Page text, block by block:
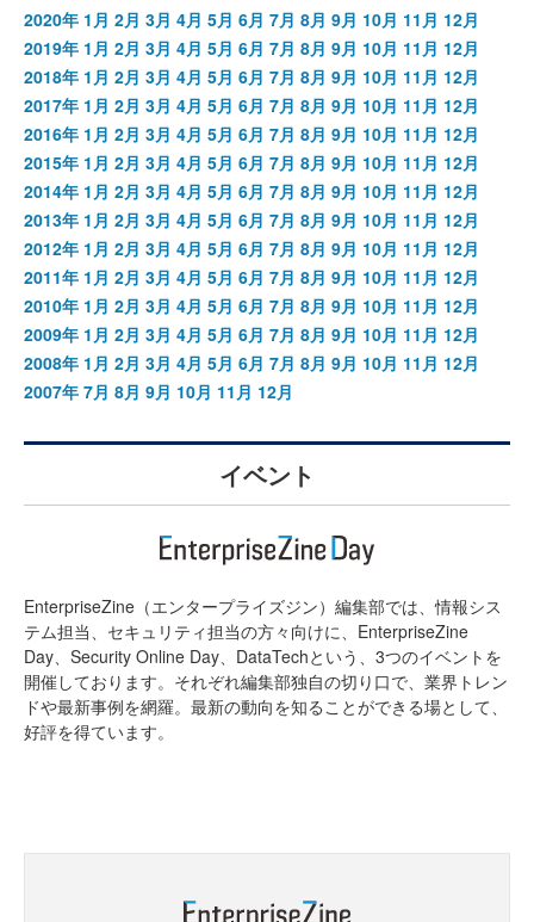
2020年 1月 2月 3月 4月 5月 6月 7月 8月 9月 10月 11月 12月
2019年 1月 2月 3月 4月 5月 6月 7月 8月 9月 10月 11月 12月
2018年 1月 2月 3月 4月 5月 6月 7月 8月 9月 10月 11月 12月
2017年 1月 2月 3月 4月 5月 6月 7月 8月 9月 10月 11月 12月
2016年 1月 2月 3月 4月 5月 6月 7月 8月 9月 10月 11月 12月
2015年 1月 2月 3月 4月 5月 6月 7月 8月 9月 10月 11月 12月
2014年 1月 2月 3月 4月 5月 6月 7月 8月 9月 10月 11月 12月
2013年 1月 2月 3月 4月 5月 6月 7月 8月 9月 10月 11月 12月
2012年 1月 2月 3月 4月 5月 6月 7月 8月 9月 10月 11月 12月
2011年 1月 2月 3月 4月 5月 6月 7月 8月 9月 10月 11月 12月
2010年 1月 2月 3月 4月 5月 6月 7月 8月 9月 10月 11月 12月
2009年 1月 2月 3月 4月 5月 6月 7月 8月 9月 10月 11月 12月
2008年 1月 2月 3月 4月 5月 6月 7月 8月 9月 10月 11月 12月
2007年 7月 8月 9月 10月 11月 12月
イベント
EnterpriseZine（エンタープライズジン）編集部では、情報シス
テム担当、セキュリティ担当の方々向けに、EnterpriseZine
Day、Security Online Day、DataTechという、3つのイベントを
開催しております。それぞれ編集部独自の切り口で、業界トレン
ドや最新事例を網羅。最新の動向を知ることができる場として、
好評を得ています。